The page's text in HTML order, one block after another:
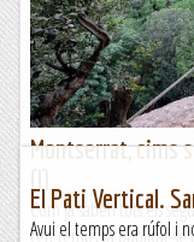
Montserrat, cims
Com ja saben tots els
cert temps va publicar-
El Pati Vertical.
Avui el temps era rúfol i